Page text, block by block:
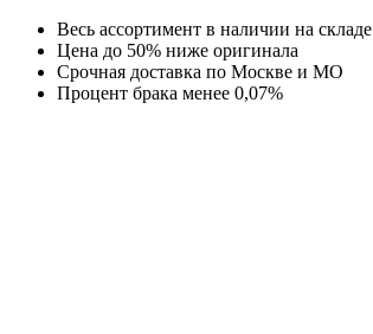
Перейти
содержимому
Весь ассортимент в наличии на складе
Цена до 50% ниже оригинала
Срочная доставка по Москве и МО
Процент брака менее 0,07%